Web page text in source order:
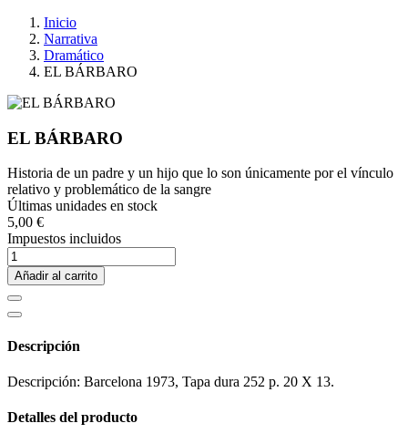
Inicio
Narrativa
Dramático
EL BÁRBARO
EL BÁRBARO
Historia de un padre y un hijo que lo son únicamente por el vínculo
relativo y problemático de la sangre
Últimas unidades en stock
5,00 €
Impuestos incluidos
Añadir al carrito
Descripción
Descripción: Barcelona 1973, Tapa dura 252 p. 20 X 13.
Detalles del producto